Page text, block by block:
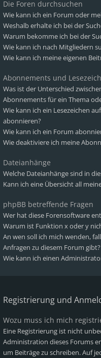
Die Foren durchsuchen
Wie kann ich ein Forum oder
Weshalb erhalte ich bei der
Warum bekomme ich bei der
Wie kann ich nach Mitgliedern
Wie kann ich meine eigenen
Abonnements und
Was ist der Unterschied
Abonnements für ein Thema
Wie kann ich ein Lesezeichen
abonnieren?
Wie kann ich ein Forum
Wie deaktiviere ich meine
Dateianhänge
Welche Dateianhänge sind in
Kann ich eine Übersicht all
phpBB betreffende Fragen
Wer hat diese Forensoftware
Warum ist Funktion x oder y
An wen soll ich mich wenden,
Anfragen zu diesem Forum gibt?
Wie kann ich einen
Registrierung und
Wozu muss ich mich
Eine Registrierung ist nicht
Administration dieses Forums
um Beiträge zu schreiben. Auf